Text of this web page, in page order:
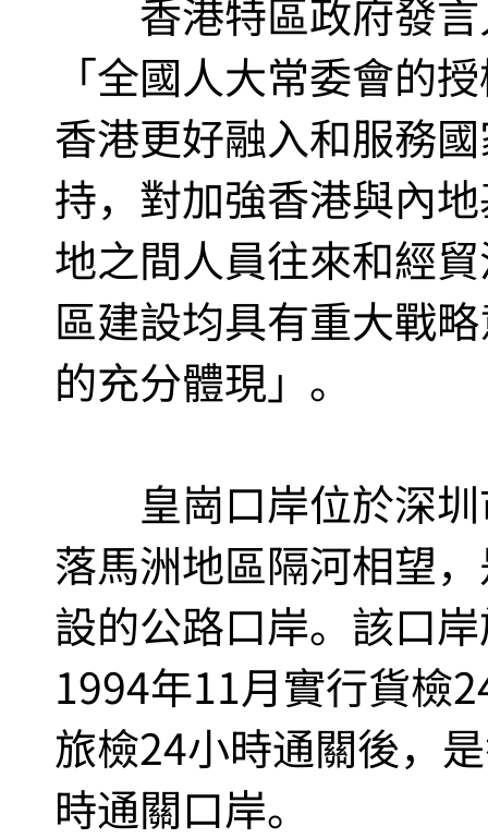
香港特區政府發言
「全國人大常委會的
香港更好融入和服務
持，對加強香港與內
地之間人員往來和經
區建設均具有重大戰
的充分體現」。
皇崗口岸位於深圳
落馬洲地區隔河相望
設的公路口岸。該口
1994年11月實行貨檢
旅檢24小時通關後，
時通關口岸。